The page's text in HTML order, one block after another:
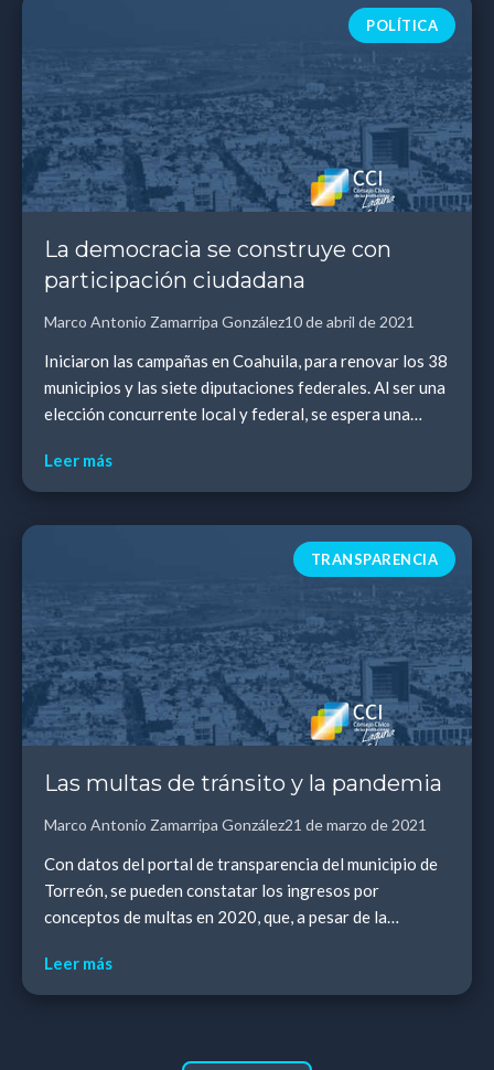
POLÍTICA
La democracia se construye con
participación ciudadana
Marco Antonio Zamarripa González10 de abril de 2021
Iniciaron las campañas en Coahuila, para renovar los 38
municipios y las siete diputaciones federales. Al ser una
elección concurrente local y federal, se espera una
Leer más
TRANSPARENCIA
Las multas de tránsito y la pandemia
Marco Antonio Zamarripa González21 de marzo de 2021
Con datos del portal de transparencia del municipio de
Torreón, se pueden constatar los ingresos por
conceptos de multas en 2020, que, a pesar de la
Leer más